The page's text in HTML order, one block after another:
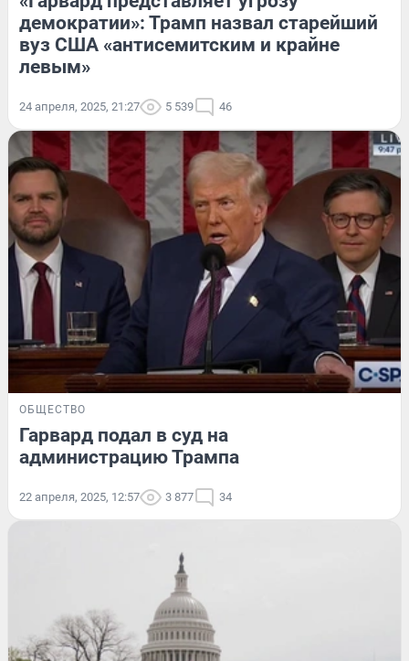
демократии»: Трамп назвал старейший
вуз США «антисемитским и крайне
левым»
24 апреля, 2025, 21:27 5 539 46
ОБЩЕСТВО
Гарвард подал в суд на
администрацию Трампа
22 апреля, 2025, 12:57 3 877 34